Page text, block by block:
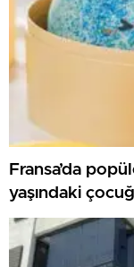
Fransa’da
yaşındaki